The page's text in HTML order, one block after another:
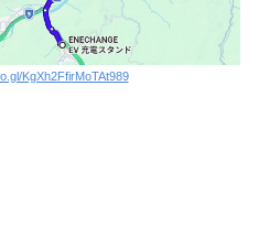
KgXh2FfirMoTAt989